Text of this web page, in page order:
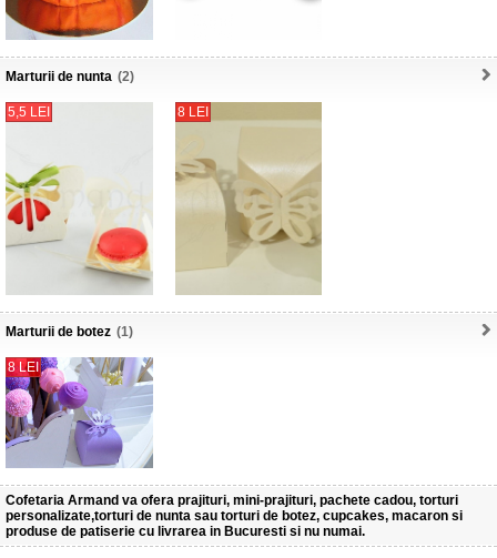
Marturii de nunta (2)
5,5 LEI 8 LEI
Marturii de botez (1)
8 LEI
Cofetaria Armand va ofera prajituri, mini-prajituri, pachete cadou, torturi
personalizate,torturi de nunta sau torturi de botez, cupcakes, macaron si
produse de patiserie cu livrarea in Bucuresti si nu numai.